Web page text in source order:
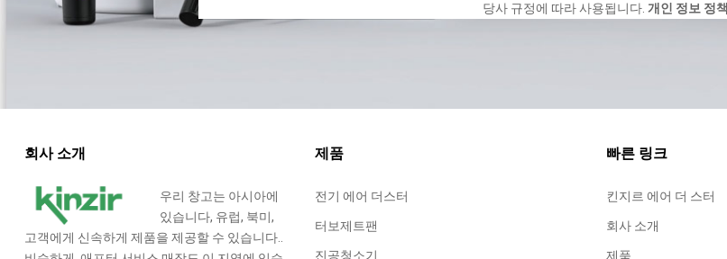
당사 규정에 따라 사용됩니다.개인 정보 정책
회사 소개
우리 창고는 아시아에
있습니다, 유럽, 북미,
고객에게 신속하게 제품을 제공할 수 있습니다..
제품
전기 에어 더스터
터보제트팬
진공청소기
빠른 링크
킨지르 에어 더 스터
회사 소개
제품